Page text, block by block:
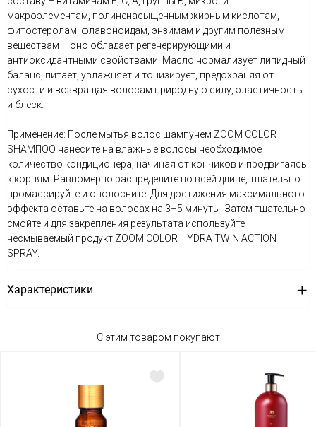
макроэлементам, полиненасыщенным жирным кислотам,
фитостеролам, флавоноидам, энзимам и другим полезным
веществам – оно обладает регенерирующими и
антиоксидантными свойствами. Масло нормализует липидный
баланс, питает, увлажняет и тонизирует, предохраняя от
сухости и возвращая волосам природную силу, эластичность
и блеск.
Применение: После мытья волос шампунем ZOOM COLOR
SHAMПОО нанесите на влажные волосы необходимое
количество кондиционера, начиная от кончиков и продвигаясь
к корням. Равномерно распределите по всей длине, тщательно
промассируйте и ополосните. Для достижения максимального
эффекта оставьте на волосах на 3–5 минуты. Затем тщательно
смойте и для закрепления результата используйте
несмываемый продукт ZOOM COLOR HYDRA TWIN ACTION
SPRAY.
Характеристики
С этим товаром покупают